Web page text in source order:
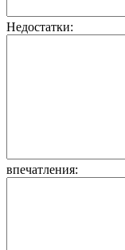
Недостатки:
впечатления: